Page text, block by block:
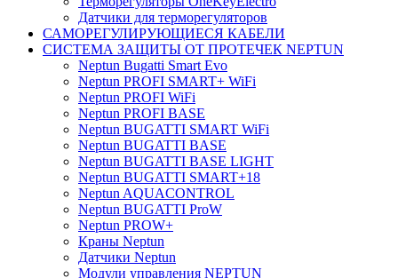
Датчики для терморегуляторов
САМОРЕГУЛИРУЮЩИЕСЯ КАБЕЛИ
СИСТЕМА ЗАЩИТЫ ОТ ПРОТЕЧЕК NEPTUN
Neptun Bugatti Smart Evo
Neptun PROFI SMART+ WiFi
Neptun PROFI WiFi
Neptun PROFI BASE
Neptun BUGATTI SMART WiFi
Neptun BUGATTI BASE
Neptun BUGATTI BASE LIGHT
Neptun BUGATTI SMART+18
Neptun AQUACONTROL
Neptun BUGATTI ProW
Neptun PROW+
Краны Neptun
Датчики Neptun
Модули управления NEPTUN